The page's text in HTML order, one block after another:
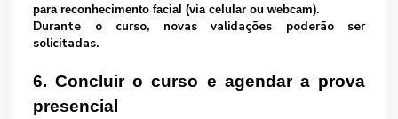
para reconhecimento facial (via celular ou webcam).
Durante o curso, novas validações poderão ser
solicitadas.
6. Concluir o curso e agendar a prova
presencial